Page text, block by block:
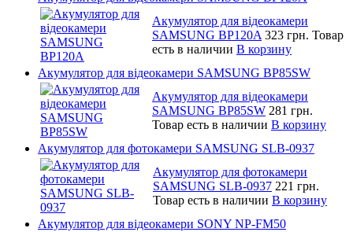
Акумулятор для відеокамери
SAMSUNG BP120A 323 грн. Товар
есть в наличии В корзину
Акумулятор для відеокамери SAMSUNG BP85SW
Акумулятор для відеокамери
SAMSUNG BP85SW 281 грн.
Товар есть в наличии В корзину
Акумулятор для фотокамери SAMSUNG SLB-0937
Акумулятор для фотокамери
SAMSUNG SLB-0937 221 грн.
Товар есть в наличии В корзину
Акумулятор для відеокамери SONY NP-FM50